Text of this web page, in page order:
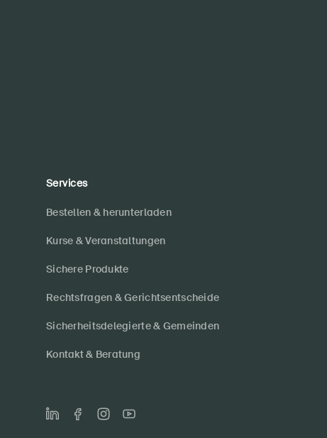
Services
Bestellen & herunterladen
Kurse & Veranstaltungen
Sichere Produkte
Rechtsfragen & Gerichtsentscheide
Sicherheitsdelegierte & Gemeinden
Kontakt & Beratung